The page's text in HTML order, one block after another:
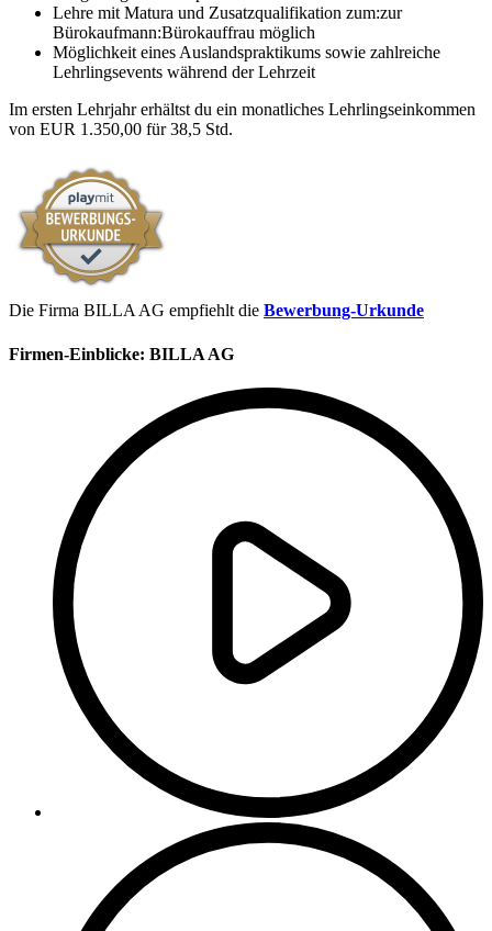
Lehre mit Matura und Zusatzqualifikation zum:zur
Bürokaufmann:Bürokauffrau möglich
Möglichkeit eines Auslandspraktikums sowie zahlreiche
Lehrlingsevents während der Lehrzeit
Im ersten Lehrjahr erhältst du ein monatliches Lehrlingseinkommen
von EUR 1.350,00 für 38,5 Std.
Die Firma BILLA AG empfiehlt die Bewerbung-Urkunde
Firmen-Einblicke: BILLA AG